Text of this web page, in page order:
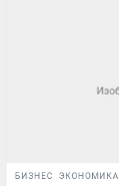
БИЗНЕС ЭКОНОМИКА